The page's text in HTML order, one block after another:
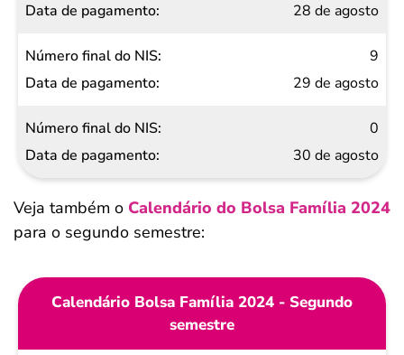
28 de agosto
9
29 de agosto
0
30 de agosto
Veja também o Calendário do Bolsa Família 2024
para o segundo semestre:
Calendário Bolsa Família 2024 - Segundo
semestre